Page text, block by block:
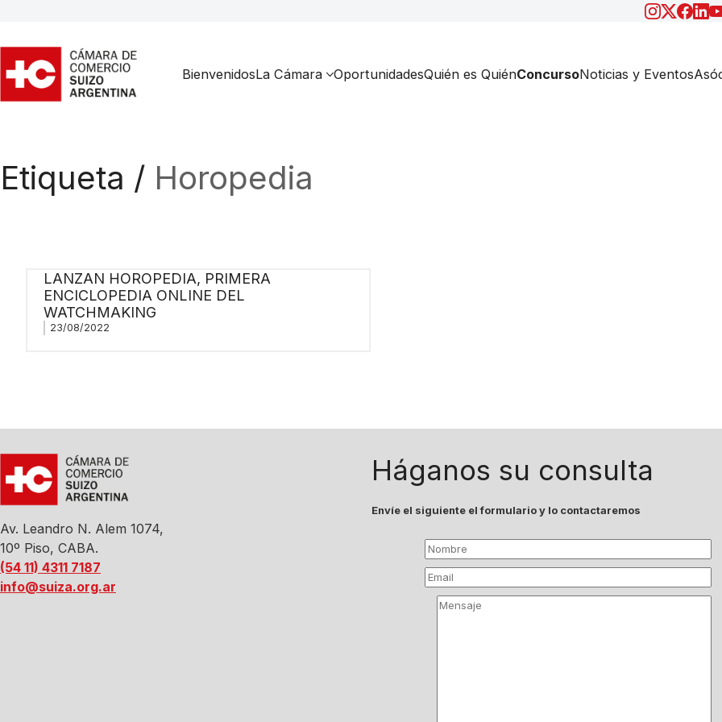
BienvenidosLa Cámara OportunidadesQuién es QuiénConcursoNoticias y Eventos
Etiqueta / Horopedia
LANZAN HOROPEDIA, PRIMERA
ENCICLOPEDIA ONLINE DEL
WATCHMAKING
23/08/2022
Av. Leandro N. Alem 1074,
10º Piso, CABA.
(54 11) 4311 7187
info@suiza.org.ar
Háganos su consulta
Envíe el siguiente el formulario y lo contactaremos